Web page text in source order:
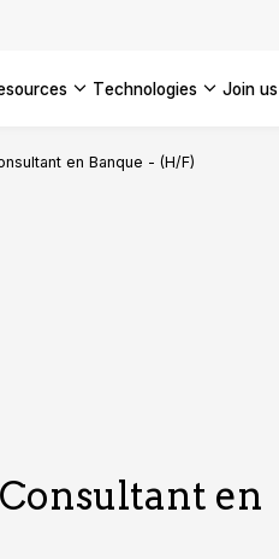
technologies join us
en Banque - (H/F)
en